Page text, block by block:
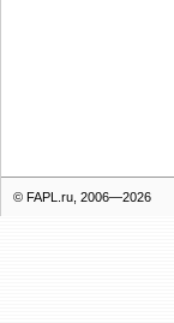
© FAPL.ru, 2006—2026